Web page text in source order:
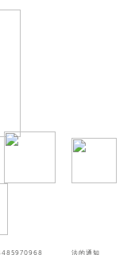
法的通知